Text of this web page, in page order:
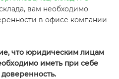
вам необходимо
в офисе компании
что юридическим лицам
иметь при себе